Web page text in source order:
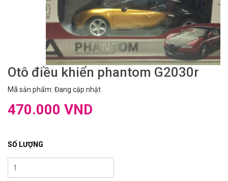
Otô điều khiển phantom G2030r
Mã sản phẩm: Đang cập nhật
470.000 VND
SỐ LƯỢNG